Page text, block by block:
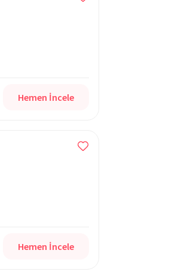
Hemen İncele
Hemen İncele